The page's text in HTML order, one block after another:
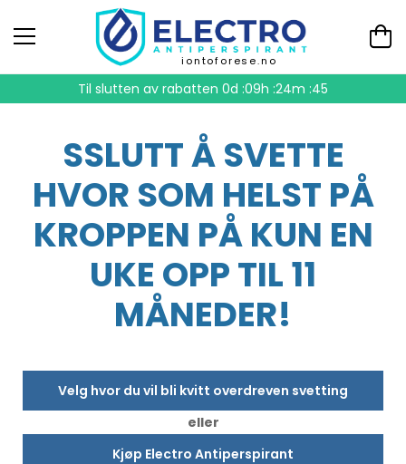
iontoforese.no
Til slutten av rabatten 0d :09h :24m :44
SSLUTT Å SVETTE
HVOR SOM HELST PÅ
KROPPEN PÅ KUN EN
UKE OPP TIL 11
MÅNEDER!
Velg hvor du vil bli kvitt overdreven svetting
eller
Kjøp Electro Antiperspirant